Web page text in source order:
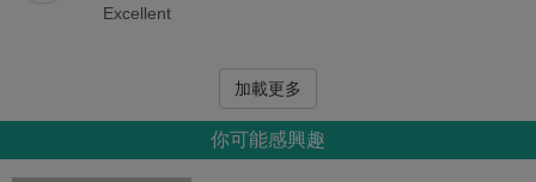
Excellent
加載更多
你可能感興趣